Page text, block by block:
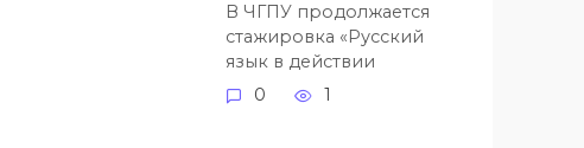
В ЧГПУ продолжается
стажировка «Русский
язык в действии
0
1